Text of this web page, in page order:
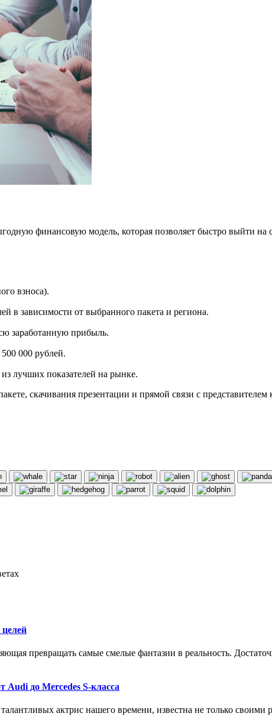
финансовую модель, которая позволяет быстро выйти на
взноса).
в зависимости от выбранного пакета и региона.
заработанную прибыль.
000 рублей.
лучших показателей на рынке.
скачивания презентации и прямой связи с
превращать самые смелые фантазии в реальность.
до Mercedes S-класса
актрис нашего времени, известна не только своими